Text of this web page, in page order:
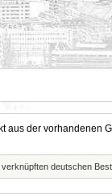
aus der vorhandenen
deutschen